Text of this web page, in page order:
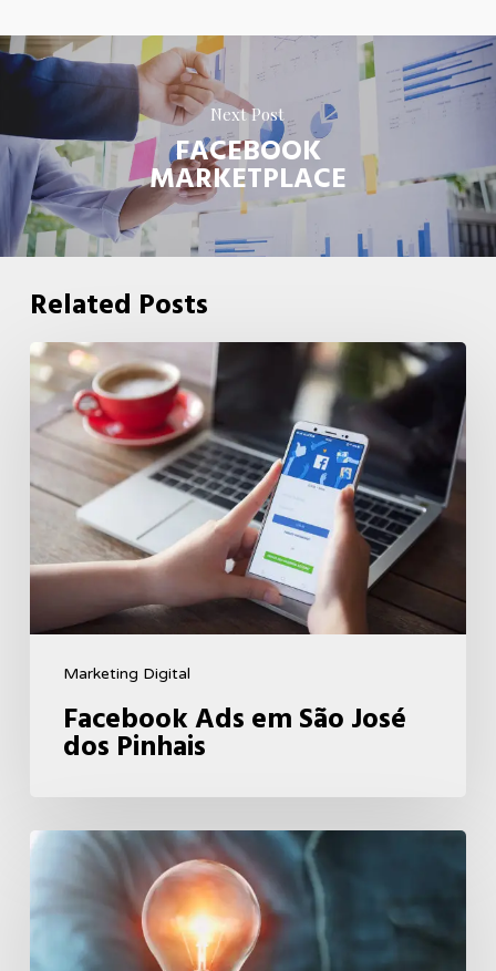
Next Post
FACEBOOK
MARKETPLACE
Related Posts
Marketing Digital
Facebook
Ads
em
São
José
Pinhais
Facebook Ads em São José
dos Pinhais
Branding
Como
Tornar